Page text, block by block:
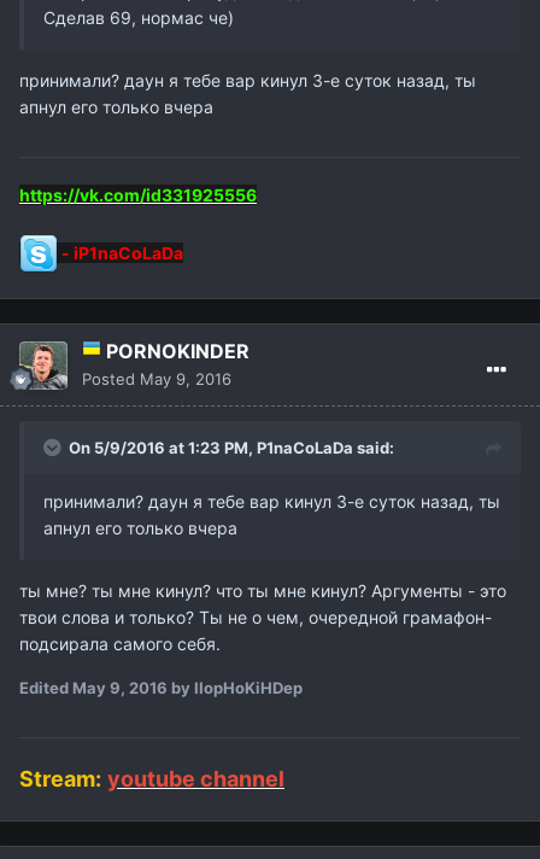
Сделав 69, нормас че)
принимали? даун я тебе вар кинул 3-е суток назад, ты
апнул его только вчера
https://vk.com/id331925556
- iP1naCoLaDa
PORNOKINDER
Posted May 9, 2016
On 5/9/2016 at 1:23 PM, P1naCoLaDa said:
принимали? даун я тебе вар кинул 3-е суток назад, ты
апнул его только вчера
ты мне? ты мне кинул? что ты мне кинул? Аргументы - это
твои слова и только? Ты не о чем, очередной грамафон-
подсирала самого себя.
Edited May 9, 2016 by IIopHoKiHDep
Stream: youtube channel